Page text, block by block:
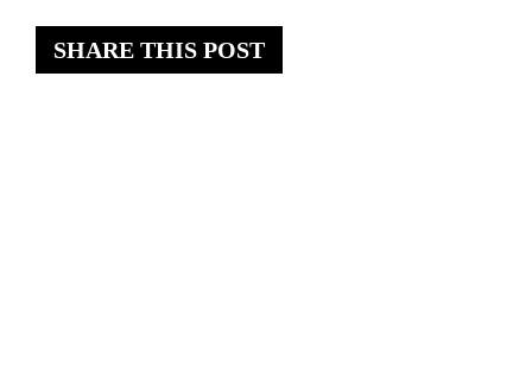
SHARE THIS POST